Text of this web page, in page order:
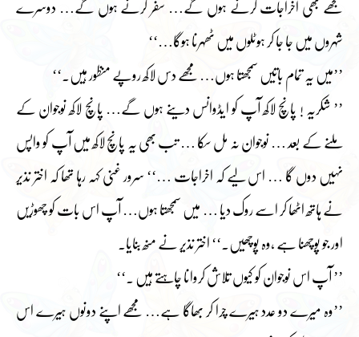
مجھے بھی اخراجات کرنے ہوں گے… سفر کرنے ہوں گے… دوسرے
شہروں میں جا جا کر ہوٹلوں میں ٹھہرنا ہوگا…‘‘
’’میں یہ تمام باتیں سمجھتا ہوں… مجھے دس لاکھ روپے منظور ہیں۔‘‘
’’ شکریہ ! پانچ لاکھ آپ کو ایڈوانس دینے ہوں گے… پانچ لاکھ نوجوان کے
ملنے کے بعد … نوجوان نہ مل سکا … تب بھی یہ پانچ لاکھ میں آپ کو واپس
نہیں دوں گا … اس لیے کہ اخراجات …‘‘ سرور غنی کہہ رہا تھا کہ اختر نذیر
نے ہاتھ اٹھا کر اسے روک دیا … میں سمجھتا ہوں… آپ اس بات کو چھوڑیں
اور جو پوچھنا ہے ،وہ پوچھیں۔‘‘ اختر نذیر نے منھ بنایا۔
’’ آپ اس نوجوان کو کیوں تلاش کروانا چاہتے ہیں ۔‘‘
’’وہ میرے دو عدد ہیرے چرا کر بھاگا ہے… مجھے اپنے دونوں ہیرے اس